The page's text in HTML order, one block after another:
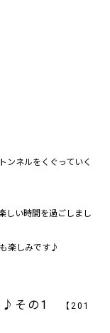
ンネルをくぐっていく
しい時間を過ごしまし
楽しみです♪
♪その1
【201